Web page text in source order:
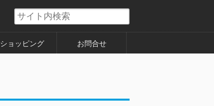
ショッピング お問合せ